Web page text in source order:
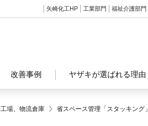
矢崎化工HP 工業部門 福祉介護部門
改善事例 ヤザキが選ばれる理由
場、 物流倉庫 省スペース管理「スタッキング」